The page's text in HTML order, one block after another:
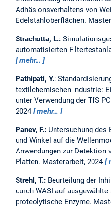
Adhäsionsverhaltens von
Edelstahloberflächen.
Strachotta, L.:
automatisierten
mehr…
Pathipati, Y.:
textilchemischen Industrie:
unter Verwendung der TfS
2024
mehr…
Panev, F.: Untersuchung des
und Winkel auf die
Anwendungen zur Detektion
Platten. Masterarbeit, 2024
Strehl, T.: Beurteilung der
durch WASI auf
proteolytische Enzyme.